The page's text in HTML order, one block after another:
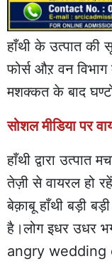
हाँथी के उत्पात की
फोर्स औऱ वन
मशक्कत के बाद
सोशल मीडिया पर
हाँथी द्वारा उत्पात
तेज़ी से वायरल हो
बेक़ाबू हाँथी बड़ी
है।लोग इधर उधर
angry wedding